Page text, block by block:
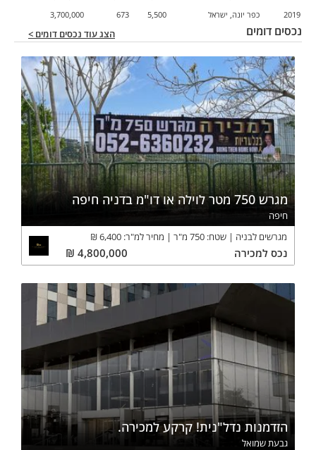
2019
כפר יונה, ישראל 5,500
673
3,700,000
נכסים דומים הצג עוד נכסים דומים >
מגרש 750 מטר לוילה או דו"מ בדניה חיפה
חיפה
מגרשים לבניה
שטח: 750 מ"ר מחיר למ"ר: 6,400
₪
נכס למכירה 4,800,000
₪
הזדמנות נדל"נית! קרקע למכירה.
גבעת שמואל